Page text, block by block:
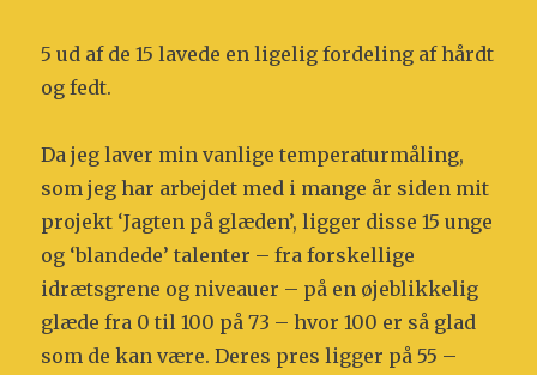
5 ud af de 15 lavede en ligelig fordeling af hårdt
og fedt.
Da jeg laver min vanlige temperaturmåling,
som jeg har arbejdet med i mange år siden mit
projekt ‘Jagten på glæden’, ligger disse 15 unge
og ‘blandede’ talenter – fra forskellige
idrætsgrene og niveauer – på en øjeblikkelig
glæde fra 0 til 100 på 73 – hvor 100 er så glad
som de kan være. Deres pres ligger på 55 –